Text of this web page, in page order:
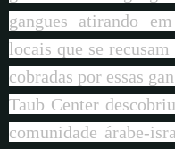
gangues atirando
locais que se
cobradas por essas
Taub Center
comunidade árabe-